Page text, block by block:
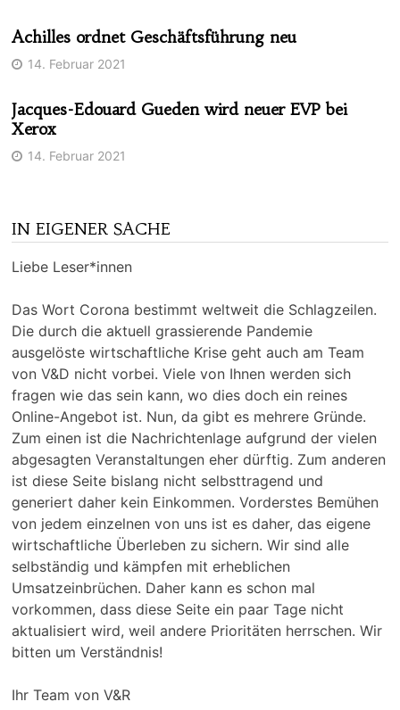
Achilles ordnet Geschäftsführung neu
14. Februar 2021
Jacques-Edouard Gueden wird neuer EVP bei
Xerox
14. Februar 2021
IN EIGENER SACHE
Liebe Leser*innen
Das Wort Corona bestimmt weltweit die Schlagzeilen.
Die durch die aktuell grassierende Pandemie
ausgelöste wirtschaftliche Krise geht auch am Team
von V&D nicht vorbei. Viele von Ihnen werden sich
fragen wie das sein kann, wo dies doch ein reines
Online-Angebot ist. Nun, da gibt es mehrere Gründe.
Zum einen ist die Nachrichtenlage aufgrund der vielen
abgesagten Veranstaltungen eher dürftig. Zum anderen
ist diese Seite bislang nicht selbsttragend und
generiert daher kein Einkommen. Vorderstes Bemühen
von jedem einzelnen von uns ist es daher, das eigene
wirtschaftliche Überleben zu sichern. Wir sind alle
selbständig und kämpfen mit erheblichen
Umsatzeinbrüchen. Daher kann es schon mal
vorkommen, dass diese Seite ein paar Tage nicht
aktualisiert wird, weil andere Prioritäten herrschen. Wir
bitten um Verständnis!
Ihr Team von V&R